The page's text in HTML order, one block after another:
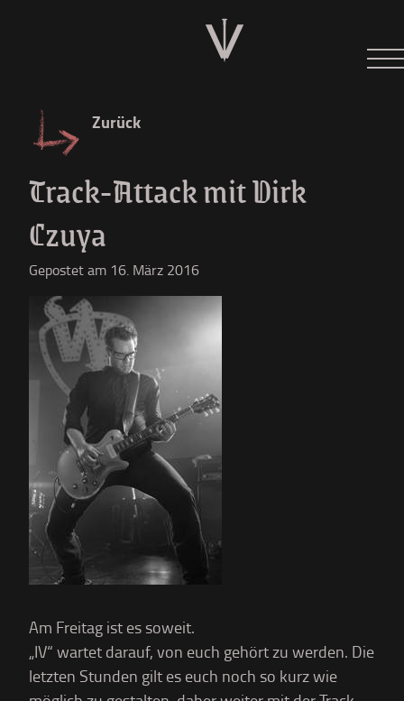
Tour 2026
Der W
Diskographie
Shop
Zurück
Track-Attack mit Dirk
Czuya
Gepostet am 16. März 2016
Am Freitag ist es soweit.
„IV“ wartet darauf, von euch gehört zu werden. Die
letzten Stunden gilt es euch noch so kurz wie